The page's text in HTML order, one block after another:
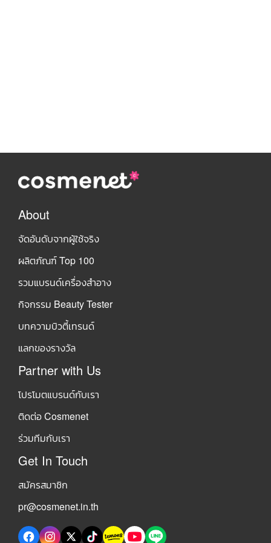
About
จัดอันดับจากผู้ใช้จริง
ผลิตภัณฑ์ Top 100
รวมแบรนด์เครื่องสำอาง
กิจกรรม Beauty Tester
บทความบิวตี้เทรนด์
แลกของรางวัล
Partner with Us
โปรโมตแบรนด์กับเรา
ติดต่อ Cosmenet
ร่วมทีมกับเรา
Get In Touch
สมัครสมาชิก
pr@cosmenet.in.th